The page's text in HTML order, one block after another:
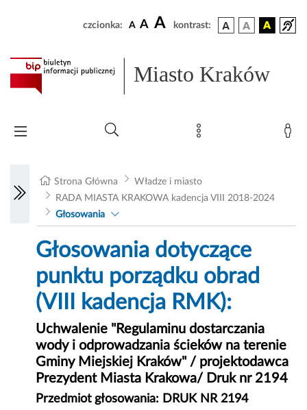
czcionka: A A A kontrast:
Miasto Kraków
Strona Główna
Władze i miasto
RADA MIASTA KRAKOWA kadencja VIII 2018-2024
Głosowania
Głosowania dotyczące
punktu porządku obrad
(VIII kadencja RMK):
Uchwalenie "Regulaminu dostarczania
wody i odprowadzania ścieków na terenie
Gminy Miejskiej Kraków" / projektodawca
Prezydent Miasta Krakowa/ Druk nr 2194
Przedmiot głosowania: DRUK NR 2194